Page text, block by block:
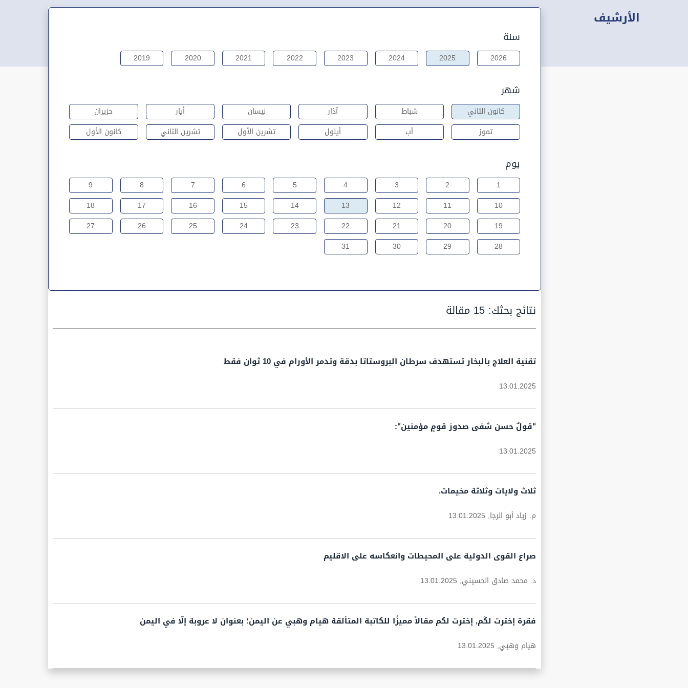
الأرشيف
سنة
2026
2025
2024
2023
2022
2021
2020
2019
شهر
كانون الثاني شباط آذار نيسان أيار
حزيران
تموز
آب أيلول تشرين الأول تشرين الثاني كانون الأول
يوم
1
2
3
4
5
6
7
8
9
10
11
12
13
14
15
16
17
18
19
20
21
22
23
24
25
26
27
28
29
30
31
نتائج بحثك: 15 مقالة
تقنية العلاج بالبخار تستهدف سرطان البروستاتا بدقة وتدمر الأورام في 10 ثوان فقط
13.01.2025
"قولٌ حسن شفى صدورَ قومٍ مؤمنين":
13.01.2025
ثلاث ولايات وثلاثة مخيمات.
م. زياد أبو الرجا, 13.01.2025
صراع القوى الدولية على المحيطات وانعكاسه على الاقليم
د. محمد صادق الحسيني, 13.01.2025
فقرة إخترت لكَم, إخترت لكم مقالاً مميزًا للكاتبة المتألقة هيام وهبي عن اليمن؛ بعنوان لا عروبة إلّا في اليمن
هيام وهبي, 13.01.2025